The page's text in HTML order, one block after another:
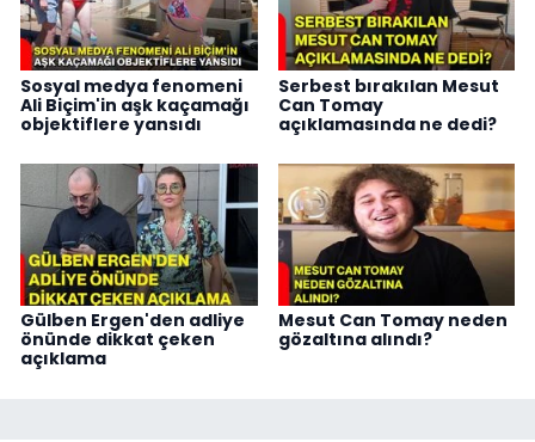
Sosyal medya fenomeni
Ali Biçim'in aşk kaçamağı
objektiflere yansıdı
Serbest bırakılan Mesut
Can Tomay
açıklamasında ne dedi?
Gülben Ergen'den adliye
önünde dikkat çeken
açıklama
Mesut Can Tomay neden
gözaltına alındı?